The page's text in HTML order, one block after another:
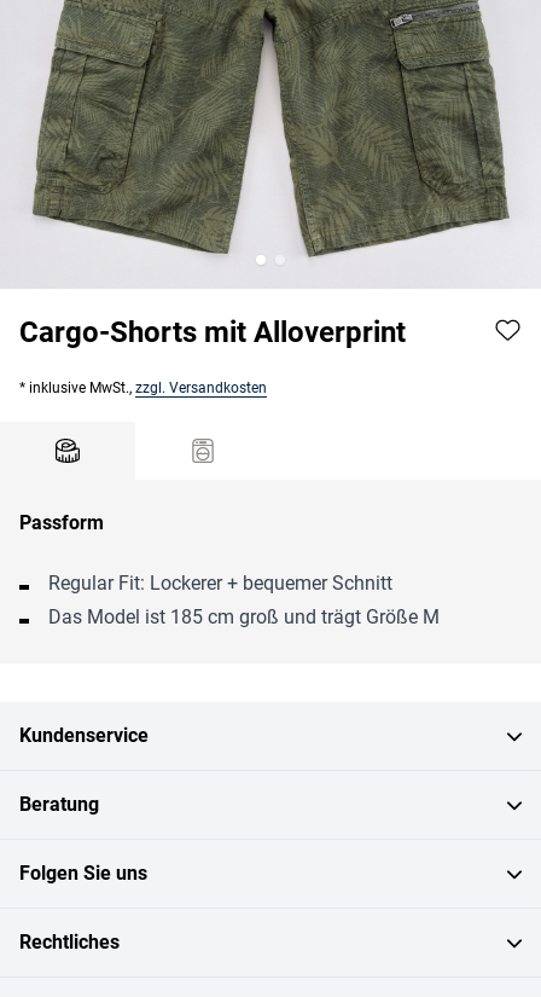
Cargo-Shorts mit Alloverprint
* inklusive MwSt., zzgl. Versandkosten
Passform
Regular Fit: Lockerer + bequemer Schnitt
Das Model ist 185 cm groß und trägt Größe M
Kundenservice
Beratung
Folgen Sie uns
Rechtliches